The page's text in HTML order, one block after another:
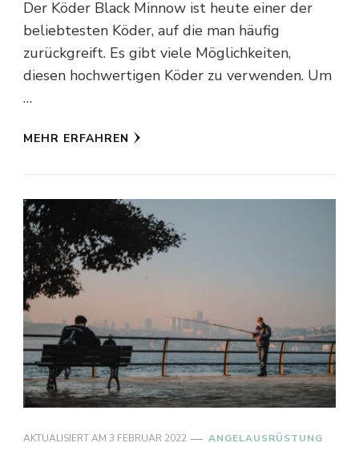
Der Köder Black Minnow ist heute einer der
beliebtesten Köder, auf die man häufig
zurückgreift. Es gibt viele Möglichkeiten,
diesen hochwertigen Köder zu verwenden. Um
…
MEHR ERFAHREN
AKTUALISIERT AM 3 FEBRUAR 2022 ANGELAUSRÜSTUNG